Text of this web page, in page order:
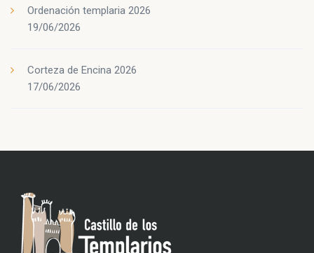
Ordenación templaria 2026
19/06/2026
Corteza de Encina 2026
17/06/2026